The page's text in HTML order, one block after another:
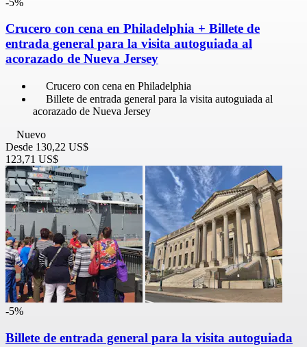
Crucero con cena en Philadelphia + Billete de
entrada general para la visita autoguiada al
acorazado de Nueva Jersey
Crucero con cena en Philadelphia
Billete de entrada general para la visita autoguiada al
acorazado de Nueva Jersey
Nuevo
Desde 130,22 US$
123,71 US$
-5%
Billete de entrada general para la visita autoguiada